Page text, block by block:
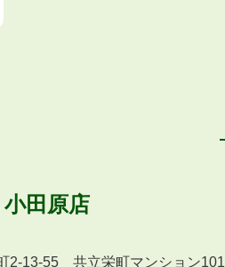
小田原店
2-13-55 共立栄町マンション101